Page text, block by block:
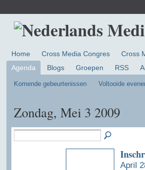
Home Cross Media Congres Cross
Agenda
Blogs Groepen RSS
Komende gebeurtenissen Voltooide
Zondag, Mei 3 2009
April